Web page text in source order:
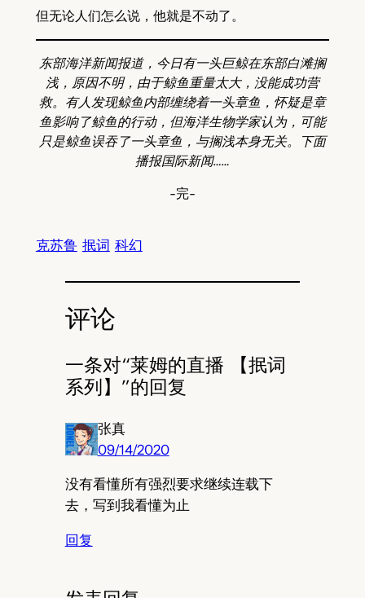
但无论人们怎么说，他就是不动了。
东部海洋新闻报道，今日有一头巨鲸在东部白滩搁
浅，原因不明，由于鲸鱼重量太大，没能成功营
救。有人发现鲸鱼内部缠绕着一头章鱼，怀疑是章
鱼影响了鲸鱼的行动，但海洋生物学家认为，可能
只是鲸鱼误吞了一头章鱼，与搁浅本身无关。下面
播报国际新闻……
-完-
克苏鲁 抿词 科幻
评论
一条对“莱姆的直播 【抿词
系列】”的回复
张真
09/14/2020
没有看懂所有强烈要求继续连载下
去，写到我看懂为止
回复